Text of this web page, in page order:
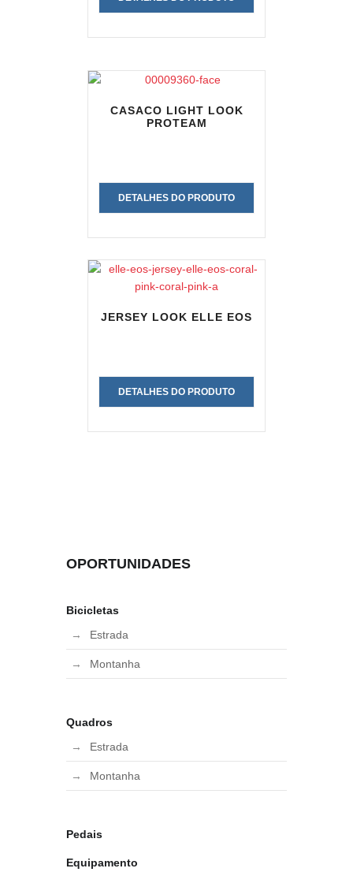
CASACO LIGHT LOOK
PROTEAM
DETALHES DO PRODUTO
JERSEY LOOK ELLE EOS
DETALHES DO PRODUTO
OPORTUNIDADES
Bicicletas
Estrada
Montanha
Quadros
Estrada
Montanha
Pedais
Equipamento